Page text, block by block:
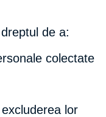
de a:
colectate
lor